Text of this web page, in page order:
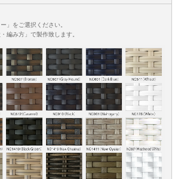
」をご選択ください。
編み方」で製作致します。